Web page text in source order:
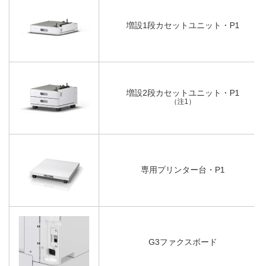
増設1段カセットユニット・P1
増設2段カセットユニット・P1
（注1）
専用プリンター台・P1
G3ファクスボード